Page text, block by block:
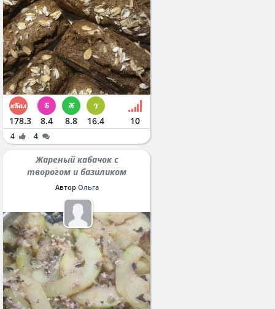
178.3 8.4 8.8 16.4 10
4 4
Жареный кабачок с
творогом и базиликом
Автор Ольга